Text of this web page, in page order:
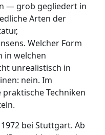
— grob gegliedert in
Arten der
Welcher Form
in welchen
unrealistisch in
nein. Im
Techniken
bei Stuttgart. Ab